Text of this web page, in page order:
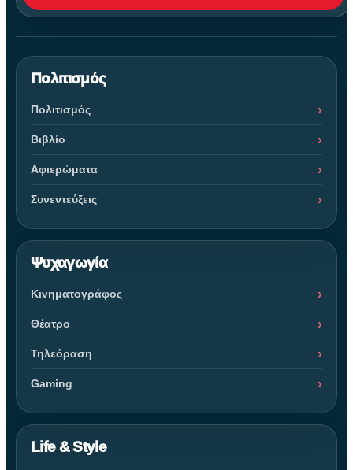
Πολιτισμός
Πολιτισμός
Βιβλίο
Αφιερώματα
Συνεντεύξεις
Ψυχαγωγία
Κινηματογράφος
Θέατρο
Τηλεόραση
Gaming
Life & Style